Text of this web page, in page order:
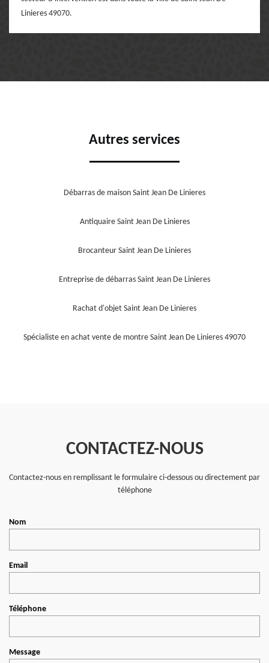
Linieres 49070.
Autres services
Débarras de maison Saint Jean De Linieres
Antiquaire Saint Jean De Linieres
Brocanteur Saint Jean De Linieres
Entreprise de débarras Saint Jean De Linieres
Rachat d'objet Saint Jean De Linieres
Spécialiste en achat vente de montre Saint Jean De Linieres 49070
CONTACTEZ-NOUS
Contactez-nous en remplissant le formulaire ci-dessous ou directement par
téléphone
Nom
Email
Téléphone
Message